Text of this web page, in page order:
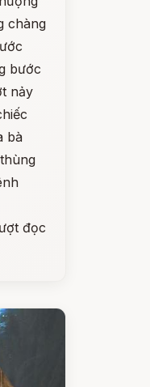
chàng
bước
nảy
bà
đọc